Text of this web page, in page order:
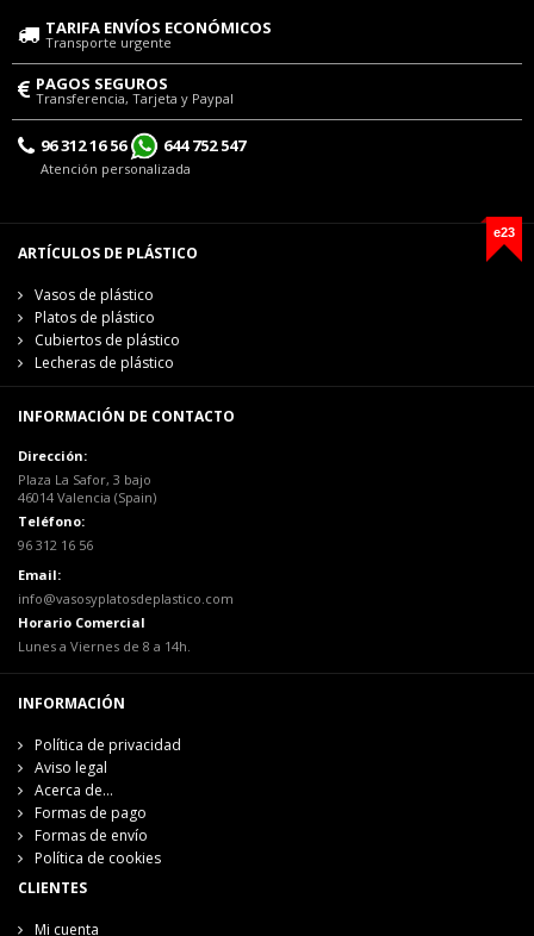
TARIFA ENVÍOS ECONÓMICOS
Transporte urgente
PAGOS SEGUROS
Transferencia, Tarjeta y Paypal
96 312 16 56 644 752 547
Atención personalizada
e23
ARTÍCULOS DE PLÁSTICO
Vasos de plástico
Platos de plástico
Cubiertos de plástico
Lecheras de plástico
INFORMACIÓN DE CONTACTO
Dirección:
Plaza La Safor, 3 bajo
46014 Valencia (Spain)
Teléfono:
96 312 16 56
Email:
info@vasosyplatosdeplastico.com
Horario Comercial
Lunes a Viernes de 8 a 14h.
INFORMACIÓN
Política de privacidad
Aviso legal
Acerca de...
Formas de pago
Formas de envío
Política de cookies
CLIENTES
Mi cuenta